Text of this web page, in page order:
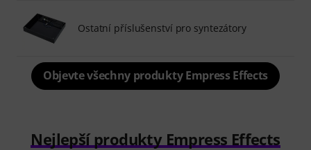
Ostatní příslušenství pro syntezátory
Objevte všechny produkty Empress Effects
Nejlepší produkty Empress Effects